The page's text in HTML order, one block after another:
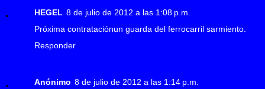
HEGEL 8 de julio de 2012 a las 1:08 p.m.
Próxima contrataciónun guarda del ferrocarril sarmiento.
Responder
Anónimo 8 de julio de 2012 a las 1:14 p.m.